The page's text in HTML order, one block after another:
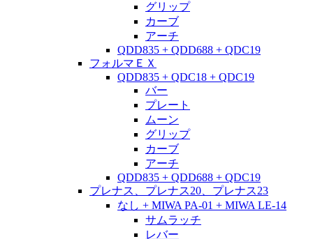
グリップ
カーブ
アーチ
QDD835 + QDD688 + QDC19
フォルマＥＸ
QDD835 + QDC18 + QDC19
バー
プレート
ムーン
グリップ
カーブ
アーチ
QDD835 + QDD688 + QDC19
プレナス、プレナス20、プレナス23
なし + MIWA PA-01 + MIWA LE-14
サムラッチ
レバー